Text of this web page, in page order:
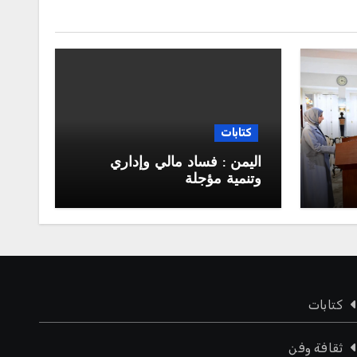
كتابات
اليمن : فساد مالي وإداري
وتنمية مؤجلة
كتابات
ثقافة وفن